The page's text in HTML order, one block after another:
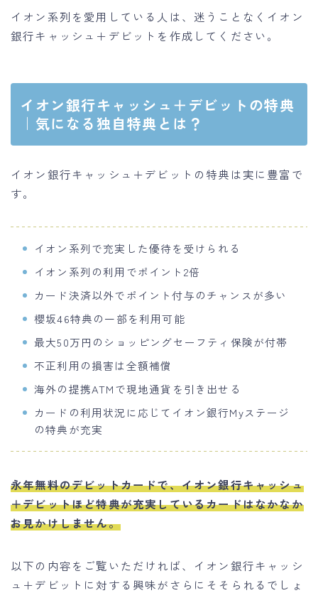
イオン系列を愛用している人は、迷うことなくイオン
銀行キャッシュ＋デビットを作成してください。
イオン銀行キャッシュ＋デビットの特典
｜気になる独自特典とは？
イオン銀行キャッシュ＋デビットの特典は実に豊富で
す。
イオン系列で充実した優待を受けられる
イオン系列の利用でポイント2倍
カード決済以外でポイント付与のチャンスが多い
櫻坂46特典の一部を利用可能
最大50万円のショッピングセーフティ保険が付帯
不正利用の損害は全額補償
海外の提携ATMで現地通貨を引き出せる
カードの利用状況に応じてイオン銀行Myステージ
の特典が充実
永年無料のデビットカードで、イオン銀行キャッシュ
＋デビットほど特典が充実しているカードはなかなか
お見かけしません。
以下の内容をご覧いただければ、イオン銀行キャッシ
ュ＋デビットに対する興味がさらにそそられるでしょ